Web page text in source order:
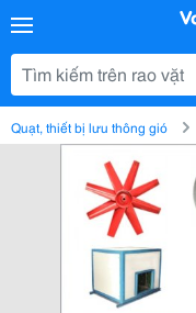
Quạt, thiết bị lưu thông gió